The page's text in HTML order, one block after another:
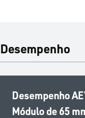
Desempenho
Desempenho
Módulo de 65